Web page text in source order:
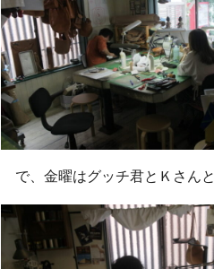
で、金曜はグッチ君とＫさんと